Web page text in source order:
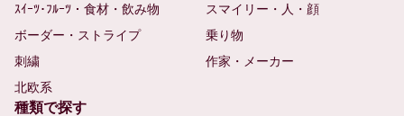
ｽｲｰﾂ･ﾌﾙｰﾂ・食材・飲み物
スマイリー・人・顔
ボーダー・ストライプ
乗り物
刺繍
作家・メーカー
北欧系
種類で探す